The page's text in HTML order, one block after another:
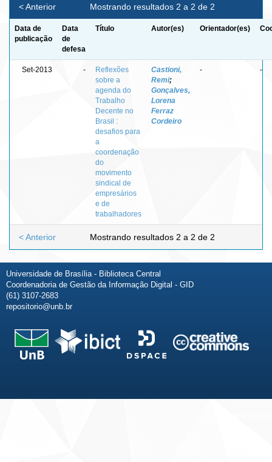
Mostrando resultados 2 a 2 de 2
< Anterior
Data de
publicação
Data
de
defesa
Título Autor(es) Orientador(es)
Set-2013 -
Reflexões
sobre a
agenda do
Trabalho
Decente no
Brasil :
desafios para
a
coordenação
do
movimento
sindical de
empresários
e de
trabalhadores
Castioni,
Remi;
Gonçalves,
Lorena
Ferraz
Cordeiro
- -
Mostrando resultados 2 a 2 de 2
< Anterior
Universidade de Brasília - Biblioteca Central
Coordenadoria de Gestão da Informação Digital - GID
(61) 3107-2683
repositorio@unb.br